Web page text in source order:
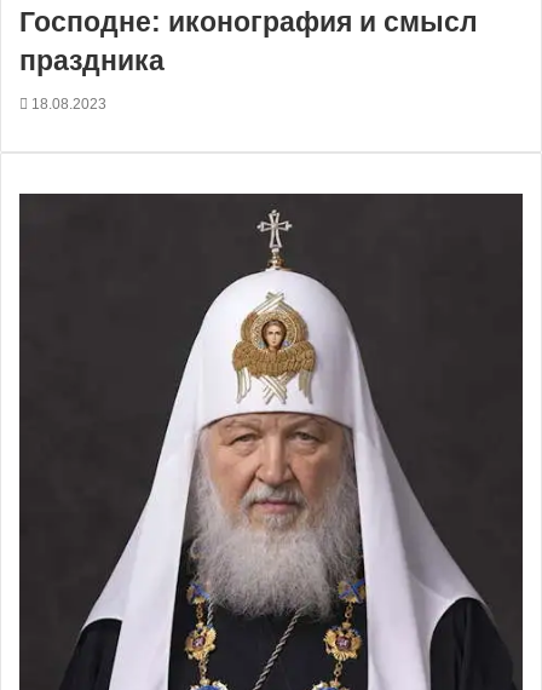
Господне: иконография и смысл
праздника
18.08.2023